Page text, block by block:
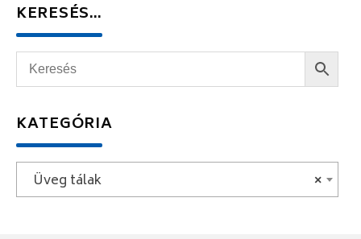
KERESÉS…
KATEGÓRIA
×
Üveg tálak